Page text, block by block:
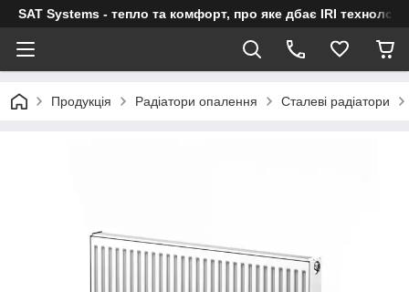
SAT Systems - тепло та комфорт, про яке дбає IRI технологія
Продукція Радіатори опалення Сталеві радіатори